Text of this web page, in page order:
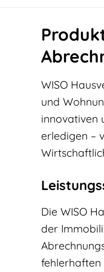
WISO
und
innovativen
erledigen –
Die WISO
der
fehlerhaften